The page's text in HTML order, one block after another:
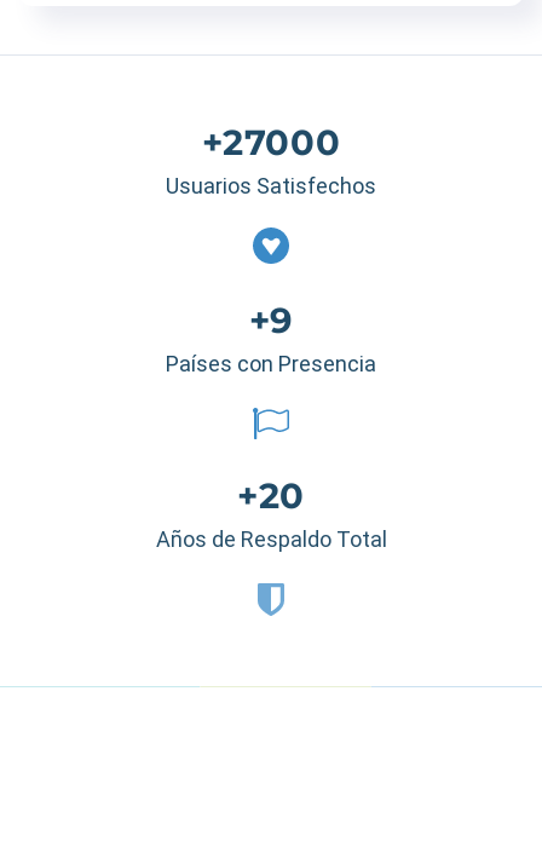
+27000
Usuarios Satisfechos
+9
Países con Presencia
+20
Años de Respaldo Total